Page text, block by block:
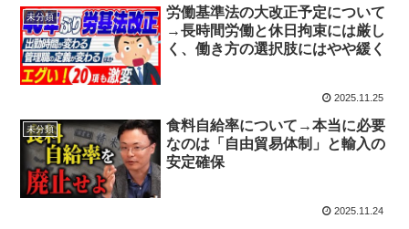
んと法の枠内で整える作業
未分類
労働基準法の大改正予定について
→長時間労働と休日拘束には厳し
く、働き方の選択肢にはやや緩く
2025.11.25
未分類
食料自給率について→本当に必要
なのは「自由貿易体制」と輸入の
安定確保
2025.11.24